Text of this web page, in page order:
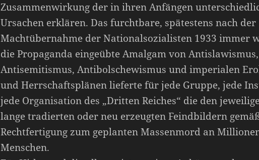
Zusammenwirkung der in ihren Anfängen
Ursachen erklären. Das furchtbare, spätestens nach der
Machtübernahme der Nationalsozialisten 1933 immer
die Propaganda eingeübte Amalgam von Antislawismus,
Antisemitismus, Antibolschewismus und imperialen
und Herrschaftsplänen lieferte für jede Gruppe, jede
jede Organisation des „Dritten Reiches“ die den
lange tradierten oder neu erzeugten Feindbildern
Rechtfertigung zum geplanten Massenmord an
Menschen.